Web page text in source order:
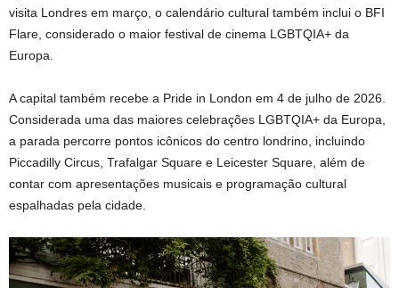
visita Londres em março, o calendário cultural também inclui o BFI
Flare, considerado o maior festival de cinema LGBTQIA+ da
Europa.
A capital também recebe a Pride in London em 4 de julho de 2026.
Considerada uma das maiores celebrações LGBTQIA+ da Europa,
a parada percorre pontos icônicos do centro londrino, incluindo
Piccadilly Circus, Trafalgar Square e Leicester Square, além de
contar com apresentações musicais e programação cultural
espalhadas pela cidade.